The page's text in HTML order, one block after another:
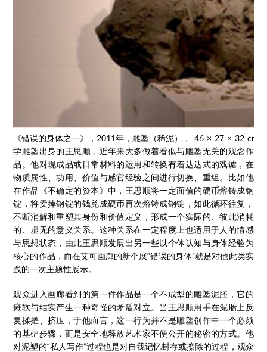
《错误的身体之一》，2011年，雕塑（稀泥）， 46 × 27 × 32 cm
学雕塑出身的王思顺，近年来大多做着看似与雕塑无关的观念作
品。他对现成品或日常材料的运用和转换有着达达式的戏谑，在
物质属性、功用、价值与感官经验之间进行切换、重组。比如他
在作品《不确定的资本》中，王思顺将一定面值的硬币熔铸成钢
锭，将卖掉钢锭的钱兑成硬币再次熔铸成钢锭，如此循环往复，
不断消解和重塑其身份和价值定义，形成一个实际的、彼此消耗
的、虚无的意义关系。这种关系在一定程度上也适用于人的情感
与思想状态，由此王思顺发展出另一些以个体认知与身体经验为
核心的作品，而在艾可画廊的新个展“错误的身体”就是对他此类实
践的一次主题性展示。
观众进入画廊看到的第一件作品是一个不成型的雕塑泥胚，它的
瘫软与结实产生一种奇怪的矛盾对立。当王思顺用手在泥胎上反
复揉搓、挤压，于他而言，这一行为并不是雕塑创作中一个必须
的基础步骤，而是安全地释放艺术家不便公开的秘密的方式。他
对泥塑的“私人写作”过程也是对自我记忆封存或擦除的过程，观众